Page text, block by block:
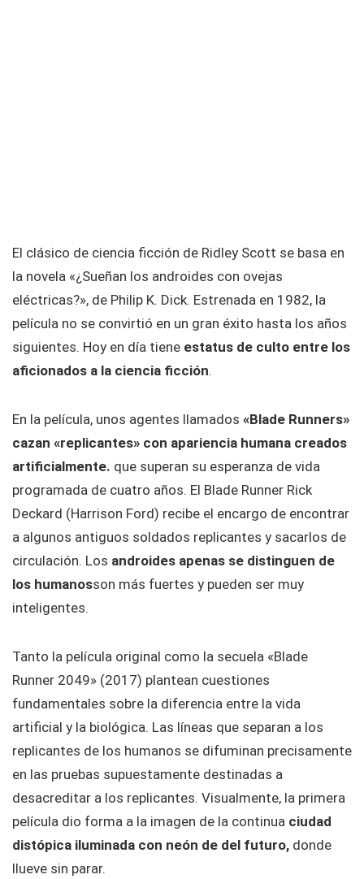
El clásico de ciencia ficción de Ridley Scott se basa en
la novela «¿Sueñan los androides con ovejas
eléctricas?», de Philip K. Dick. Estrenada en 1982, la
película no se convirtió en un gran éxito hasta los años
siguientes. Hoy en día tiene estatus de culto entre los
aficionados a la ciencia ficción.
En la película, unos agentes llamados «Blade Runners»
cazan «replicantes» con apariencia humana creados
artificialmente. que superan su esperanza de vida
programada de cuatro años. El Blade Runner Rick
Deckard (Harrison Ford) recibe el encargo de encontrar
a algunos antiguos soldados replicantes y sacarlos de
circulación. Los androides apenas se distinguen de
los humanosson más fuertes y pueden ser muy
inteligentes.
Tanto la película original como la secuela «Blade
Runner 2049» (2017) plantean cuestiones
fundamentales sobre la diferencia entre la vida
artificial y la biológica. Las líneas que separan a los
replicantes de los humanos se difuminan precisamente
en las pruebas supuestamente destinadas a
desacreditar a los replicantes. Visualmente, la primera
película dio forma a la imagen de la continua ciudad
distópica iluminada con neón de del futuro, donde
llueve sin parar.